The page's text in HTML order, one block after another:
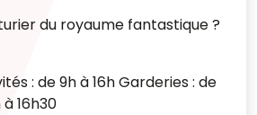
du royaume fantastique ?
: de 9h à 16h Garderies : de
16h30